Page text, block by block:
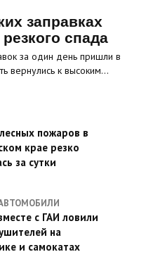
заправках
спада
за один день пришли в
вернулись к высоким…
пожаров в
крае резко
за сутки
с ГАИ ловили
на
и самокатах